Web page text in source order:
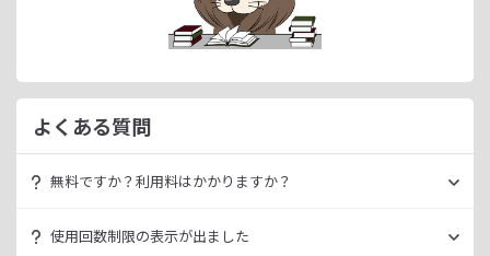
よくある質問
無料ですか？利用料はかかりますか？
いきなり課金されるようなことはございませんので、安心し
使用回数制限の表示が出ました